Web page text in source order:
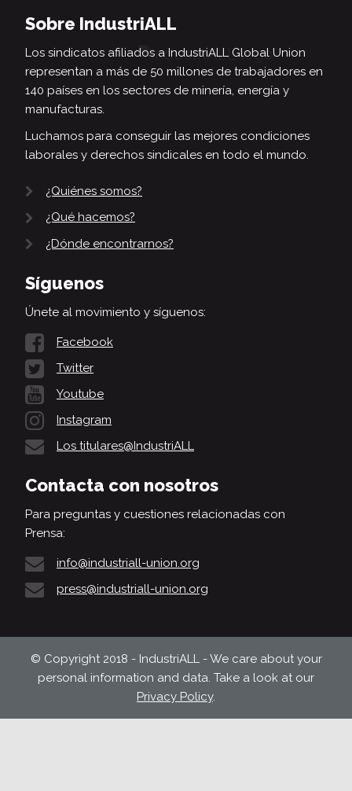
Sobre IndustriALL
Los sindicatos afiliados a IndustriALL Global Union
representan a más de 50 millones de trabajadores en
140 países en los sectores de minería, energía y
manufacturas.
Luchamos para conseguir las mejores condiciones
laborales y derechos sindicales en todo el mundo.
¿Quiénes somos?
¿Qué hacemos?
¿Dónde encontrarnos?
Síguenos
Únete al movimiento y síguenos:
Facebook
Twitter
Youtube
Instagram
Los titulares@IndustriALL
Contacta con nosotros
Para preguntas y cuestiones relacionadas con
Prensa:
info@industriall-union.org
press@industriall-union.org
© Copyright 2018 - IndustriALL - We care about your
personal information and data. Take a look at our
Privacy Policy.